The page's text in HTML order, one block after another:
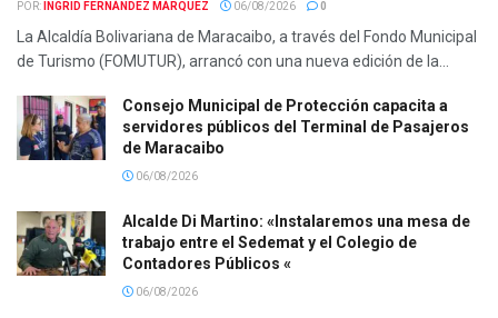
POR: INGRID FERNÁNDEZ MÁRQUEZ 06/08/2026 0
La Alcaldía Bolivariana de Maracaibo, a través del Fondo Municipal
de Turismo (FOMUTUR), arrancó con una nueva edición de la...
Consejo Municipal de Protección capacita a
servidores públicos del Terminal de Pasajeros
de Maracaibo
06/08/2026
Alcalde Di Martino: «Instalaremos una mesa de
trabajo entre el Sedemat y el Colegio de
Contadores Públicos «
06/08/2026